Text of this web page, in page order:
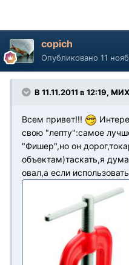
copich
Опубликовано 11
В 11.11.2011 в 12:19,
Всем привет!!!
свою "лепту":самое
"Фишер",но он
объектам)таскать,я
овал,а если использовать